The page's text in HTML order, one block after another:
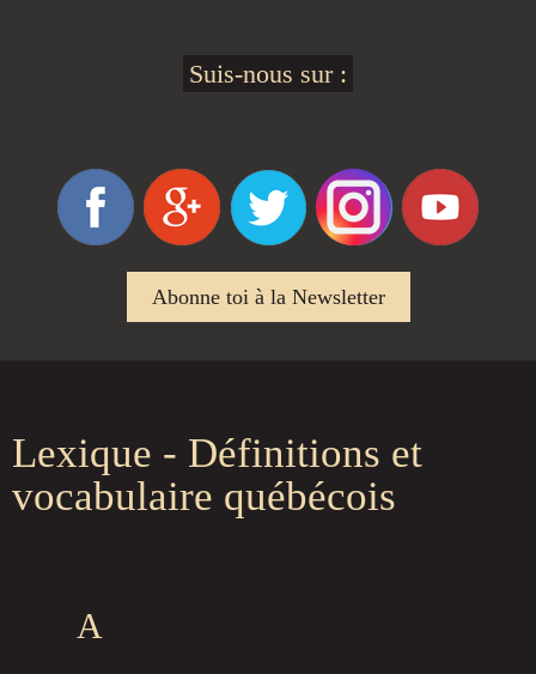
Suis-nous sur :
Abonne toi à la Newsletter
Lexique - Définitions et
vocabulaire québécois
A